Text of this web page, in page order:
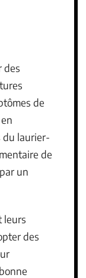
des
de
du laurier-
de
un
leurs
des